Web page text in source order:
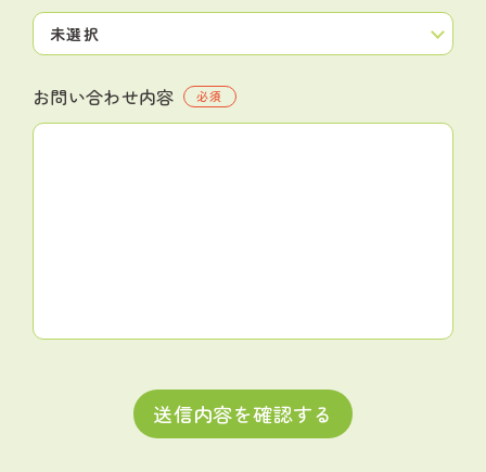
お問い合わせ内容 必須
送信内容を確認する